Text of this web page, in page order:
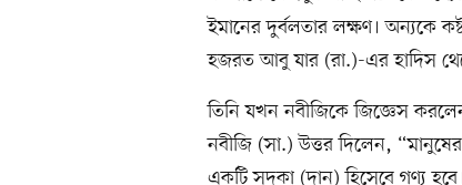
ইমানের দুর্বলতার লক্ষণ। অন্যকে
হজরত আবু যার (রা.)-এর হাদিস
তিনি যখন নবীজিকে জিজ্ঞেস
নবীজি (সা.) উত্তর দিলেন,
একটি সদকা (দান) হিসেবে গণ্য